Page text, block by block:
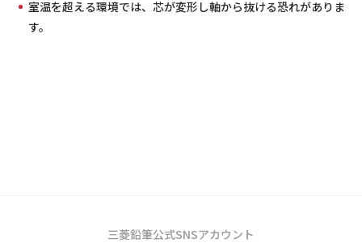
室温を超える環境では、芯が変形し軸から抜ける恐れがありま
す。
三菱鉛筆公式SNSアカウント